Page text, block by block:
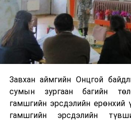
Завхан аймгийн Онцгой
сумын зургаан багийн
гамшгийн эрсдэлийн ерөнхий
гамшгийн эрсдэлийн